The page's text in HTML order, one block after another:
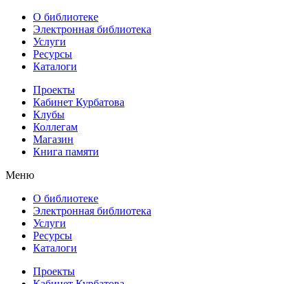
О библиотеке
Электронная библиотека
Услуги
Ресурсы
Каталоги
Проекты
Кабинет Курбатова
Клубы
Коллегам
Магазин
Книга памяти
Меню
О библиотеке
Электронная библиотека
Услуги
Ресурсы
Каталоги
Проекты